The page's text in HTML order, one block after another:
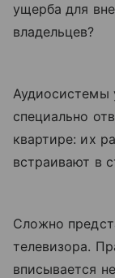
ущерба для
владельцев?
Аудиосистемы
специально
квартире: их
встраивают в
Сложно
телевизора.
вписывается